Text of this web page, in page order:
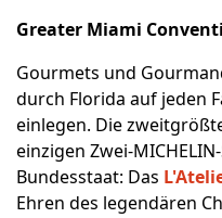
Greater Miami
Gourmets und
durch Florida auf jeden
einlegen. Die
einzigen Zwei-
Bundesstaat: Das
Ehren des legendären